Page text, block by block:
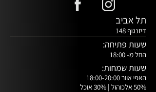
תל אביב
דיזנגוף 148
שעות פתיחה:
החל מ- 18:00
שעות שמחות:
האפי אוור 18:00-20:00
50% אלכוהול | 30% אוכל